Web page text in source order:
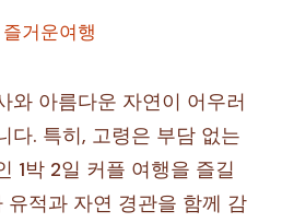
즐거운여행
와 아름다운 자연이 어우러
다. 특히, 고령은 부담 없는
1박 2일 커플 여행을 즐길
유적과 자연 경관을 함께 감